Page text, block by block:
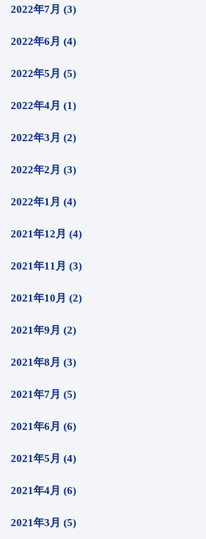
2022年7月 (3)
2022年6月 (4)
2022年5月 (5)
2022年4月 (1)
2022年3月 (2)
2022年2月 (3)
2022年1月 (4)
2021年12月 (4)
2021年11月 (3)
2021年10月 (2)
2021年9月 (2)
2021年8月 (3)
2021年7月 (5)
2021年6月 (6)
2021年5月 (4)
2021年4月 (6)
2021年3月 (5)